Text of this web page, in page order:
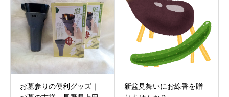
お墓参りの便利グッズ｜
新盆見舞いにお線香を贈